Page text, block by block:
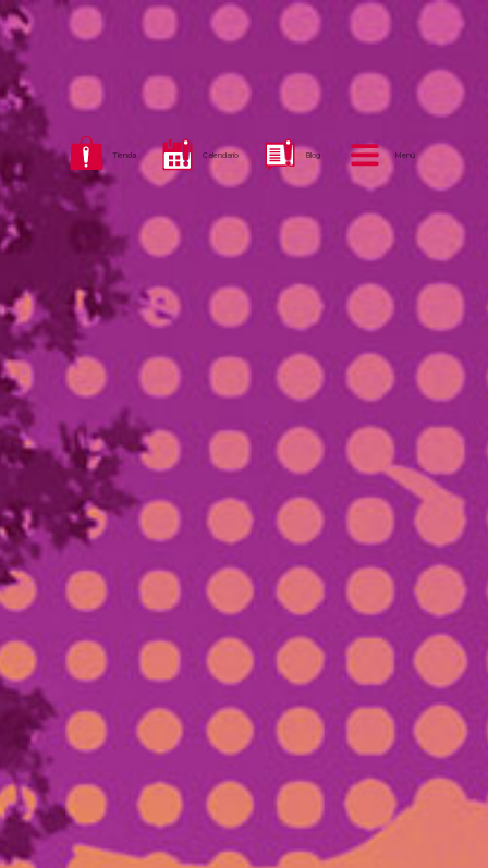
Tienda Calendario Blog Menú